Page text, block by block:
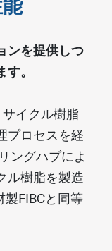
ンを提供しつ
。
イクル樹脂
プロセスを経
ングハブによ
ル樹脂を製造
FIBCと同等